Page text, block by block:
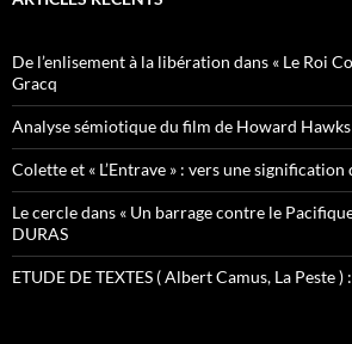
De l’enlisement à la libération dans « Le Roi
Gracq
Analyse sémiotique du film de Howard Hawks
Colette et « L’Entrave » : vers une
Le cercle dans « Un barrage contre le
DURAS
ETUDE DE TEXTES ( Albert Camus, La Peste )